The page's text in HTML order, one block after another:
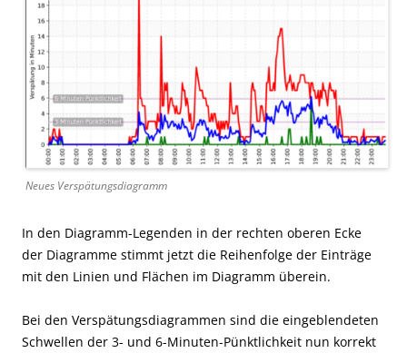
Neues Verspätungsdiagramm
In den Diagramm-Legenden in der rechten oberen Ecke
der Diagramme stimmt jetzt die Reihenfolge der Einträge
mit den Linien und Flächen im Diagramm überein.
Bei den Verspätungsdiagrammen sind die eingeblendeten
Schwellen der 3- und 6-Minuten-Pünktlichkeit nun korrekt